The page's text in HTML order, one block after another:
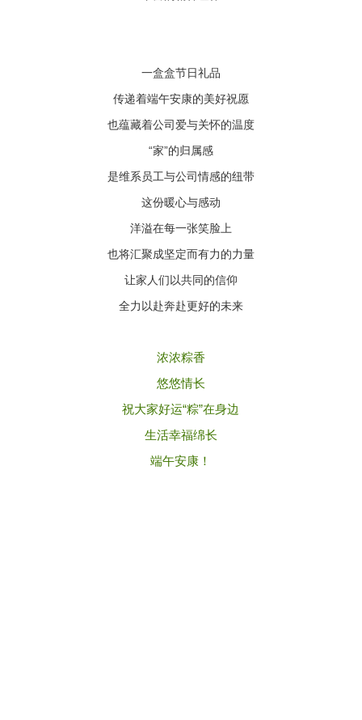
一盒盒节日礼品
传递着端午安康的美好祝愿
也蕴藏着公司爱与关怀的温度
“家”的归属感
是维系员工与公司情感的纽带
这份暖心与感动
洋溢在每一张笑脸上
也将汇聚成坚定而有力的力量
让家人们以共同的信仰
全力以赴奔赴更好的未来
浓浓粽香
悠悠情长
祝大家好运“粽”在身边
生活幸福绵长
端午安康！